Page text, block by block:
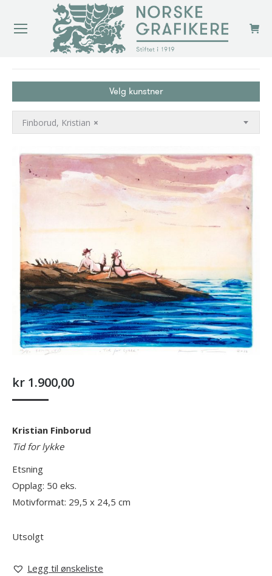
Velg kunstner
×
Finborud, Kristian
kr 1.900,00
Kristian Finborud
Tid for lykke
Etsning
Opplag: 50 eks.
Motivformat: 29,5 x 24,5 cm
Utsolgt
Legg til ønskeliste